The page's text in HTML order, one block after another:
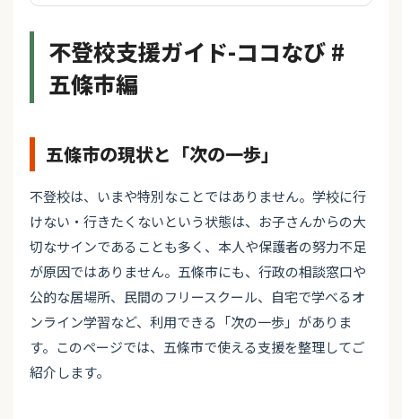
不登校支援ガイド-ココなび #
五條市編
五條市の現状と「次の一歩」
不登校は、いまや特別なことではありません。学校に行
けない・行きたくないという状態は、お子さんからの大
切なサインであることも多く、本人や保護者の努力不足
が原因ではありません。五條市にも、行政の相談窓口や
公的な居場所、民間のフリースクール、自宅で学べるオ
ンライン学習など、利用できる「次の一歩」がありま
す。このページでは、五條市で使える支援を整理してご
紹介します。